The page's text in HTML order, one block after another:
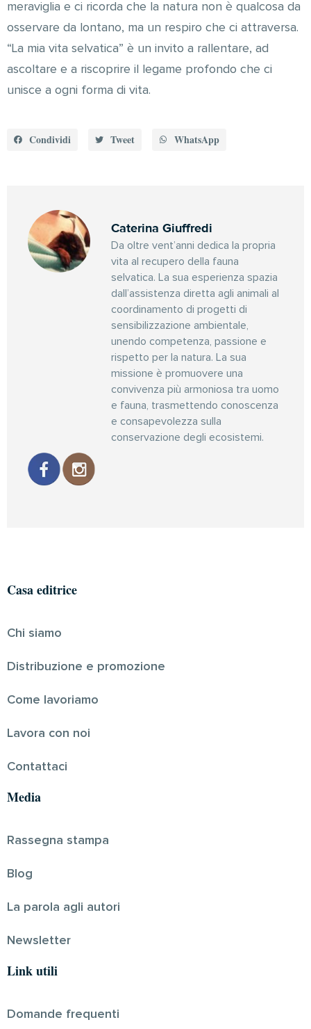
meraviglia e ci ricorda che la natura non è qualcosa da
osservare da lontano, ma un respiro che ci attraversa.
“La mia vita selvatica” è un invito a rallentare, ad
ascoltare e a riscoprire il legame profondo che ci
unisce a ogni forma di vita.
Condividi Tweet WhatsApp
Caterina Giuffredi
Da oltre vent’anni dedica la propria
vita al recupero della fauna
selvatica. La sua esperienza spazia
dall’assistenza diretta agli animali al
coordinamento di progetti di
sensibilizzazione ambientale,
unendo competenza, passione e
rispetto per la natura. La sua
missione è promuovere una
convivenza più armoniosa tra uomo
e fauna, trasmettendo conoscenza
e consapevolezza sulla
conservazione degli ecosistemi.
Casa editrice
Chi siamo
Distribuzione e promozione
Come lavoriamo
Lavora con noi
Contattaci
Media
Rassegna stampa
Blog
La parola agli autori
Newsletter
Link utili
Domande frequenti